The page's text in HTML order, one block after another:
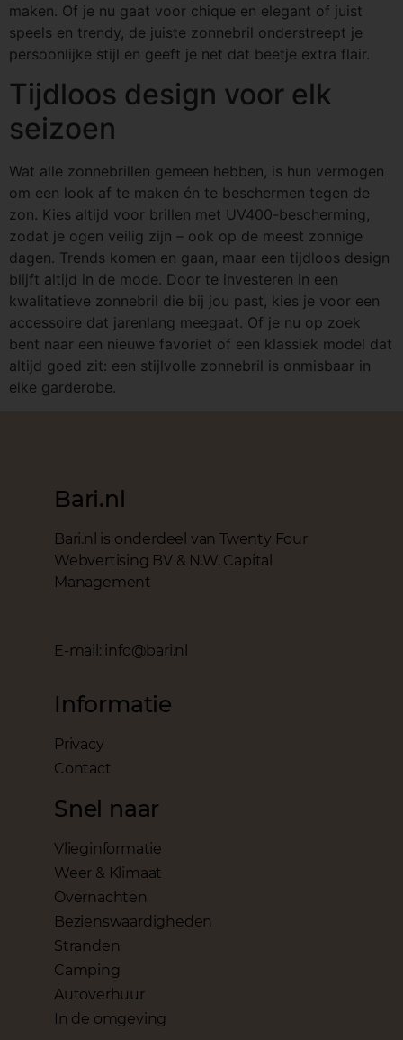
maken. Of je nu gaat voor chique en elegant of juist
speels en trendy, de juiste zonnebril onderstreept je
persoonlijke stijl en geeft je net dat beetje extra flair.
Tijdloos design voor elk
seizoen
Wat alle zonnebrillen gemeen hebben, is hun vermogen
om een look af te maken én te beschermen tegen de
zon. Kies altijd voor brillen met UV400-bescherming,
zodat je ogen veilig zijn – ook op de meest zonnige
dagen. Trends komen en gaan, maar een tijdloos design
blijft altijd in de mode. Door te investeren in een
kwalitatieve zonnebril die bij jou past, kies je voor een
accessoire dat jarenlang meegaat. Of je nu op zoek
bent naar een nieuwe favoriet of een klassiek model dat
altijd goed zit: een stijlvolle zonnebril is onmisbaar in
elke garderobe.
Bari.nl
Bari.nl is onderdeel van Twenty Four
Webvertising BV & N.W. Capital
Management
E-mail: info@bari.nl
Informatie
Privacy
Contact
Snel naar
Vlieginformatie
Weer & Klimaat
Overnachten
Bezienswaardigheden
Stranden
Camping
Autoverhuur
In de omgeving